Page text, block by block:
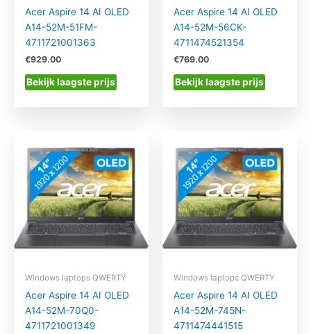
Acer Aspire 14 AI OLED
A14-52M-51FM-
4711721001363
€929.00
Bekijk laagste prijs
Acer Aspire 14 AI OLED
A14-52M-56CK-
4711474521354
€769.00
Bekijk laagste prijs
Windows laptops QWERTY
Acer Aspire 14 AI OLED
A14-52M-70Q0-
4711721001349
Windows laptops QWERTY
Acer Aspire 14 AI OLED
A14-52M-745N-
4711474441515